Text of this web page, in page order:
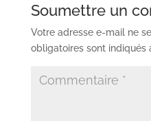
Soumettre un
Votre adresse e-mail ne
obligatoires sont indiqués